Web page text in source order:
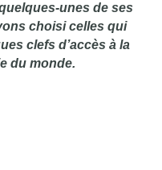
unes de ses
choisi celles qui
clefs d’accès à la
du monde.